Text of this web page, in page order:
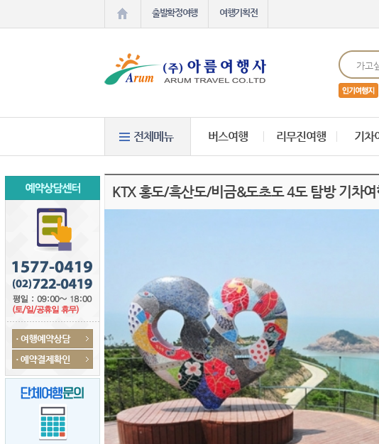
출발확정여행 여행기획전
버스여행 리무진여행 기차
KTX 홍도/흑산도/비금&도초도 4도 탐방 기차